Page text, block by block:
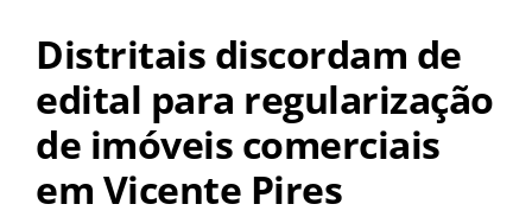
Distritais discordam de
edital para regularização
de imóveis comerciais
em Vicente Pires